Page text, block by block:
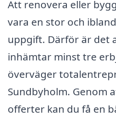
Att renovera eller
vara en stor och
uppgift. Därför är det
inhämtar minst tre
överväger
Sundbyholm. Genom
offerter kan du få en